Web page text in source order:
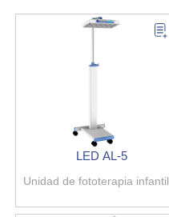
LED AL-5
Unidad de fototerapia infantil